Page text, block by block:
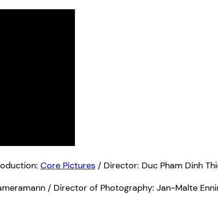
Core Pictures / Director: Duc Pham Dinh
/ Director of Photography: Jan-Malte